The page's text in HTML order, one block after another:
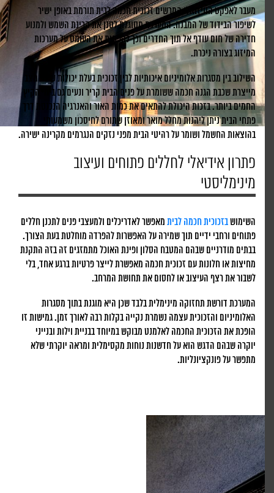
מעבר לאפקט הוויזואלי המרשים זכוכית חכמה לבית תורמת באופן ישיר
לשיפור הבידוד של המבנה. המערכת מסוגלת לסנן את קרינת השמש ולמנוע
חדירה של חום עודף אל תוך החדרים וכך להפחית את העומס על מערכות
המיזוג בצורה ניכרת.
השילוב בין מסגרות אלומיניום איכותיות לבין זכוכית בעלת יכולות שינוי מצב
מייצרת שכבת הגנה חכמה ששומרת על פנים הבית קריר ונעים גם בימי הקיץ
החמים ביותר. בזכות היכולת להתאים את כמות האור והאנרגיה הנכנסת דרך
פתחי הבית ניתן ליהנות מחלל מואר ומאוזן שתורם לחיסכון משמעותי
בהוצאות החשמל ושומר על רהיטי הבית מפני נזקים הנגרמים מקרינה ישירה.
פתרון אידיאלי לחללים פתוחים ועיצוב
מינימליסטי
השימושבזכוכית חכמה לביתמאפשר לאדריכלים ולמעצבי פנים לתכנן חללים
פתוחים ורחבי ידיים תוך שמירה על האפשרות להפרדה מוחלטת בעת הצורך.
בבתים מודרניים שבהם המטבח הסלון ופינת האוכל מתמזגים זה בזה התקנת
מחיצות או חלונות עם זכוכית חכמה מאפשרת לייצר פרטיות ברגע אחד, בלי
לשבור את רצף העיצוב או לחסום את תחושת המרחב.
המערכת דורשת תחזוקה מינימלית בלבד שכן היא מוגנת בתוך מסגרות
האלומיניום והזכוכית עצמה נשמרת נקייה בקלות רבה לאורך זמן. גמישות זו
הופכת את הזכוכית החכמה לאלמנט מבוקש במיוחד בבניית וילות ובנייני
יוקרה שבהם הדגש הוא על חדשנות נוחות מקסימלית ומראה יוקרתי שלא
מתפשר על פונקציונליות.